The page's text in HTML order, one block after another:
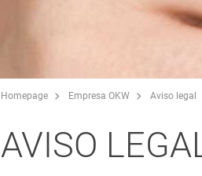
Homepage Empresa OKW Aviso legal
AVISO